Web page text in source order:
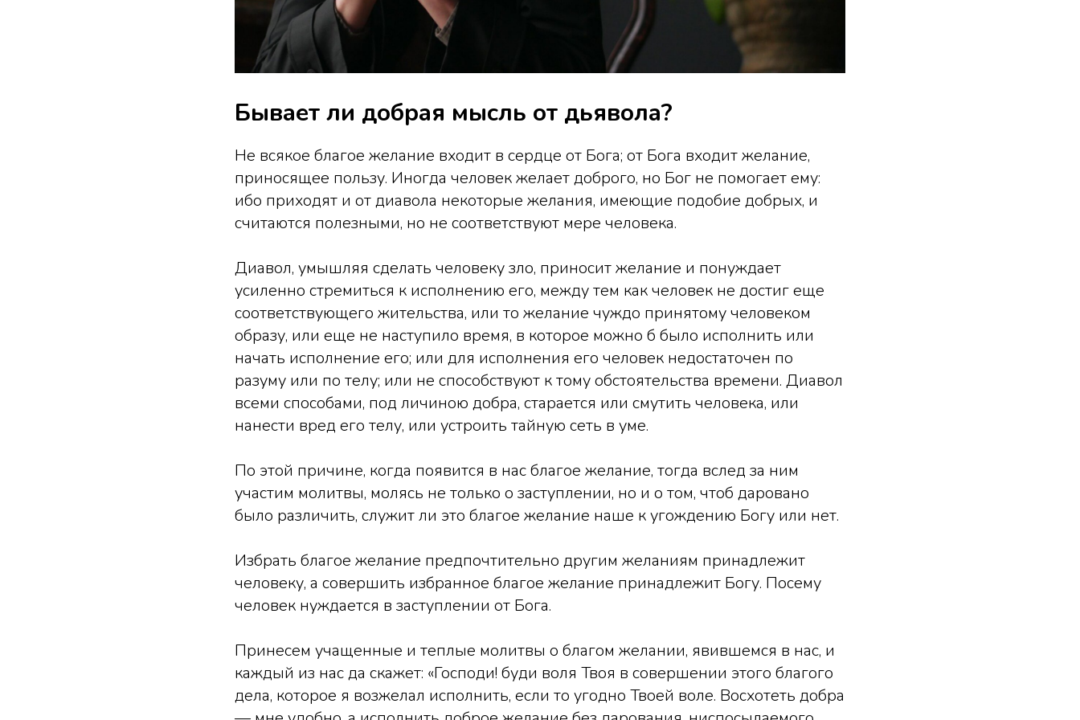
Бывает ли добрая мысль от дьявола?
Не всякое благое желание входит в сердце от Бога; от Бога входит желание,
приносящее пользу. Иногда человек желает доброго, но Бог не помогает ему:
ибо приходят и от диавола некоторые желания, имеющие подобие добрых, и
считаются полезными, но не соответствуют мере человека.
Диавол, умышляя сделать человеку зло, приносит желание и понуждает
усиленно стремиться к исполнению его, между тем как человек не достиг еще
соответствующего жительства, или то желание чуждо принятому человеком
образу, или еще не наступило время, в которое можно б было исполнить или
начать исполнение его; или для исполнения его человек недостаточен по
разуму или по телу; или не способствуют к тому обстоятельства времени. Диавол
всеми способами, под личиною добра, старается или смутить человека, или
нанести вред его телу, или устроить тайную сеть в уме.
По этой причине, когда появится в нас благое желание, тогда вслед за ним
участим молитвы, молясь не только о заступлении, но и о том, чтоб даровано
было различить, служит ли это благое желание наше к угождению Богу или нет.
Избрать благое желание предпочтительно другим желаниям принадлежит
человеку, а совершить избранное благое желание принадлежит Богу. Посему
человек нуждается в заступлении от Бога.
Принесем учащенные и теплые молитвы о благом желании, явившемся в нас, и
каждый из нас да скажет: «Господи! буди воля Твоя в совершении этого благого
дела, которое я возжелал исполнить, если то угодно Твоей воле. Восхотеть добра